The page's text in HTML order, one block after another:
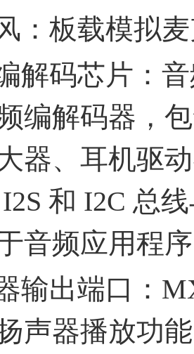
：板载模拟
解码芯片：
编解码器，
器、耳机驱
和 I2C 总
音频应用程
输出端口：
声器播放功